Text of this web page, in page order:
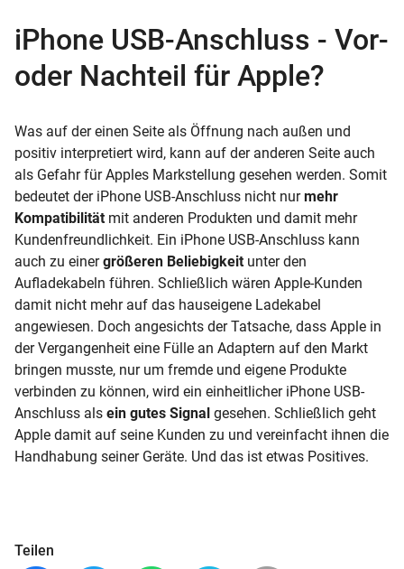
iPhone USB-Anschluss - Vor-
oder Nachteil für Apple?
Was auf der einen Seite als Öffnung nach außen und
positiv interpretiert wird, kann auf der anderen Seite auch
als Gefahr für Apples Markstellung gesehen werden. Somit
bedeutet der iPhone USB-Anschluss nicht nur mehr
Kompatibilität mit anderen Produkten und damit mehr
Kundenfreundlichkeit. Ein iPhone USB-Anschluss kann
auch zu einer größeren Beliebigkeit unter den
Aufladekabeln führen. Schließlich wären Apple-Kunden
damit nicht mehr auf das hauseigene Ladekabel
angewiesen. Doch angesichts der Tatsache, dass Apple in
der Vergangenheit eine Fülle an Adaptern auf den Markt
bringen musste, nur um fremde und eigene Produkte
verbinden zu können, wird ein einheitlicher iPhone USB-
Anschluss als ein gutes Signal gesehen. Schließlich geht
Apple damit auf seine Kunden zu und vereinfacht ihnen die
Handhabung seiner Geräte. Und das ist etwas Positives.
Teilen